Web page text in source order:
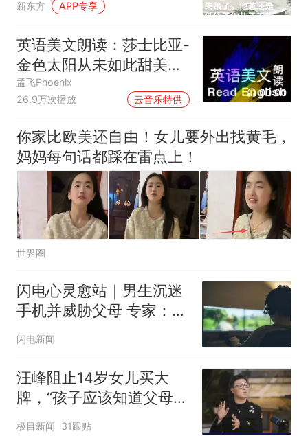
心了哈哈
新东方 APP专享
英语美文朗读：莎士比亚-
金色太阳从未如此甜美吻
过
孟飞Phoenix
26.9万次播放
云音乐特供
00:00
你家比欧美还自由！女儿要外出找黄毛，
妈妈每句话都踩在雷点上！
世界圈
闪电心灵愈站｜男生沉迷
手机并威胁父母 专家：放
弃无底线妥协才是正解
闪电新闻
汪峰阻止14岁女儿买大
牌，“孩子应该知道父母的
不易”，称自己买衣服80%
极目新闻 31跟贴